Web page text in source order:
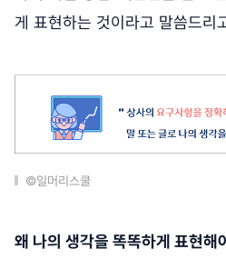
게 표현하는 것이라고 말씀드리
©일머리스쿨
왜 나의 생각을 똑똑하게 표현해